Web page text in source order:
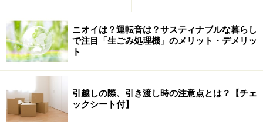
ト35Sにおける当初５年間（長期優良住宅等の特に性能
が優れた住宅については当初10年間）の金利引下げ幅
が、現行の年▲0.3%から年▲0.6%に拡大されます。
フラット35S金利引き下げにより、フラット35を使うよりも
93ー172万円総返済額が少なくて済む（出典：住宅金融支援
機構HP）
ニオイは？運転音は？サスティナブルな暮らし
で注目「生ごみ処理機」のメリット・デメリッ
ト
引越しの際、引き渡し時の注意点とは？【チェ
ックシート付】